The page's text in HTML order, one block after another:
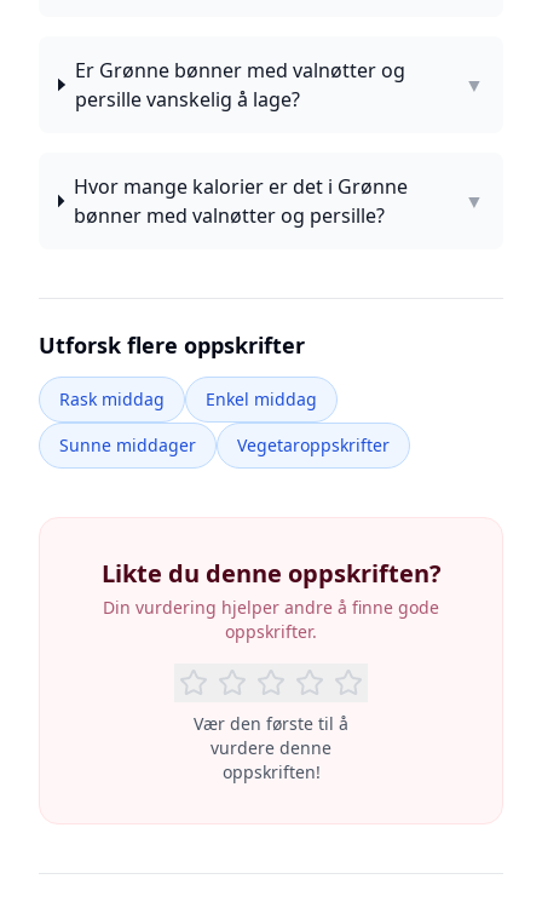
Er Grønne bønner med valnøtter og
persille vanskelig å lage?
▼
Hvor mange kalorier er det i Grønne
bønner med valnøtter og persille?
▼
Utforsk flere oppskrifter
Rask middag
Enkel middag
Sunne middager
Vegetaroppskrifter
Likte du denne oppskriften?
Din vurdering hjelper andre å finne gode
oppskrifter.
Vær den første til å
vurdere denne
oppskriften!